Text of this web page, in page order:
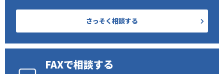
さっそく相談する
FAXで相談する